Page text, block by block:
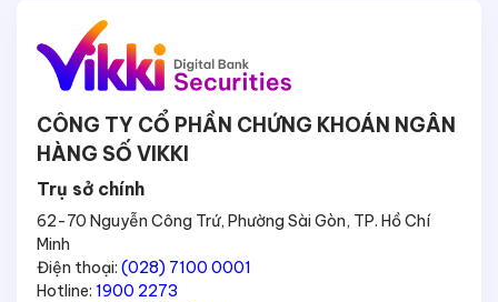
CÔNG TY CỔ PHẦN CHỨNG KHOÁN NGÂN
HÀNG SỐ VIKKI
Trụ sở chính
62-70 Nguyễn Công Trứ, Phường Sài Gòn, TP. Hồ Chí
Minh
Điện thoại: (028) 7100 0001
Hotline: 1900 2273